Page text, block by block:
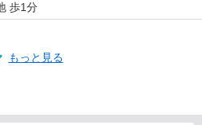
歩1分
もっと見る